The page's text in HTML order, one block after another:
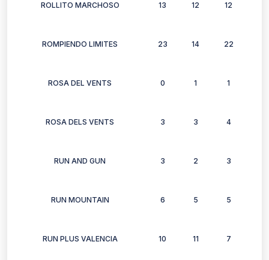
ROLLITO MARCHOSO 13 12 12
ROMPIENDO LIMITES 23 14 22
ROSA DEL VENTS 0 1 1
ROSA DELS VENTS 3 3 4
RUN AND GUN 3 2 3
RUN MOUNTAIN 6 5 5
RUN PLUS VALENCIA 10 11 7